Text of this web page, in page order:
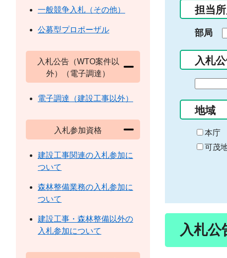
担当
部局
入札
の
始
ま
り
地域
本庁
可茂
入札公
一般競争入札（その他）
公募型プロポーザル
入札公告（WTO案件以
外）（電子調達）
電子調達（建設工事以外）
入札参加資格
建設工事関連の入札参加に
ついて
森林整備業務の入札参加に
ついて
建設工事・森林整備以外の
入札参加について